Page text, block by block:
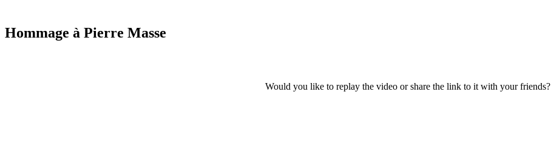
Hommage à Pierre Masse
Would you like to replay the video or share the link to it with your friends?